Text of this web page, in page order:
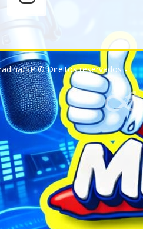
SP © Direitos reservados -